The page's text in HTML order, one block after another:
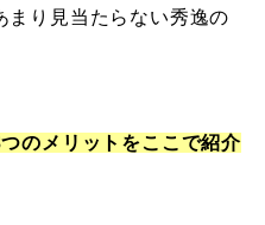
まり見当たらない秀逸の
のメリットをここで紹介